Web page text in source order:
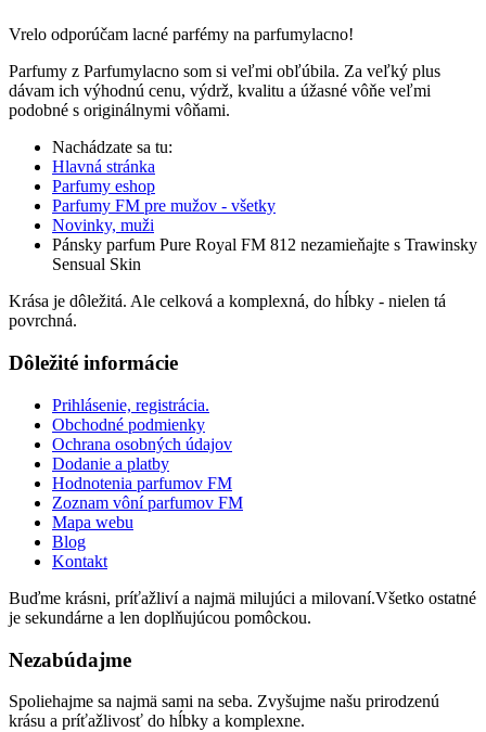
Vrelo odporúčam lacné parfémy na parfumylacno!
Parfumy z Parfumylacno som si veľmi obľúbila. Za veľký plus
dávam ich výhodnú cenu, výdrž, kvalitu a úžasné vôňe veľmi
podobné s originálnymi vôňami.
Nachádzate sa tu:
Hlavná stránka
Parfumy eshop
Parfumy FM pre mužov - všetky
Novinky, muži
Pánsky parfum Pure Royal FM 812 nezamieňajte s Trawinsky
Sensual Skin
Krása je dôležitá. Ale celková a komplexná, do hĺbky - nielen tá
povrchná.
Dôležité informácie
Prihlásenie, registrácia.
Obchodné podmienky
Ochrana osobných údajov
Dodanie a platby
Hodnotenia parfumov FM
Zoznam vôní parfumov FM
Mapa webu
Blog
Kontakt
Buďme krásni, príťažliví a najmä milujúci a milovaní.Všetko ostatné
je sekundárne a len doplňujúcou pomôckou.
Nezabúdajme
Spoliehajme sa najmä sami na seba. Zvyšujme našu prirodzenú
krásu a príťažlivosť do hĺbky a komplexne.